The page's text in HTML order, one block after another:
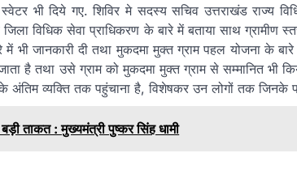
भी दिये गए. शिविर मे सदस्य सचिव उत्तराखंड राज्य
विधिक सेवा प्राधिकरण के बारे में बताया साथ ग्रामीण
भी जानकारी दी तथा मुकदमा मुक्त ग्राम पहल योजना के
है तथा उसे ग्राम को मुकदमा मुक्त ग्राम से सम्मानित भी
के अंतिम व्यक्ति तक पहुंचाना है, विशेषकर उन लोगों तक जिनके
ताकत : मुख्यमंत्री पुष्कर सिंह धामी